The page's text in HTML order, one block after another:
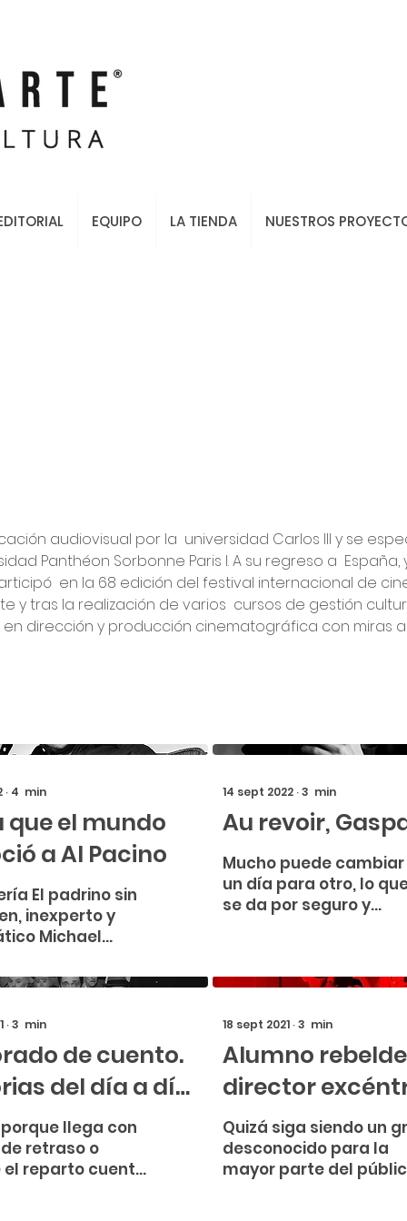
EQUIPO LA TIENDA NUESTROS
audiovisual por la  universidad Carlos III y se
Panthéon Sorbonne Paris I. A su regreso a
en la 68 edición del festival internacional de
y tras la realización de varios  cursos de gestión
dirección y producción cinematográfica con miras
∙ 4 min
que el mundo
a Al Pacino
El padrino sin
inexperto y
Michael
¿Qué sería la
14 sept 2022 ∙3 min
Au revoir,
Mucho puede
un día para otro, lo
se da por seguro y
∙3 min
de cuento.
del día a día,
llega con
retraso o
el reparto cuenta
18 sept 2021 ∙3 min
Alumno
director
Nicolas
Quizá siga siendo un
desconocido para la
mayor parte del